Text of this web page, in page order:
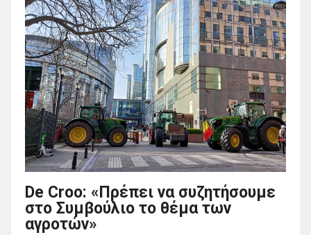
De Croo: «Πρέπει να συζητήσουμε
στο Συμβούλιο το θέμα των
αγροτών»